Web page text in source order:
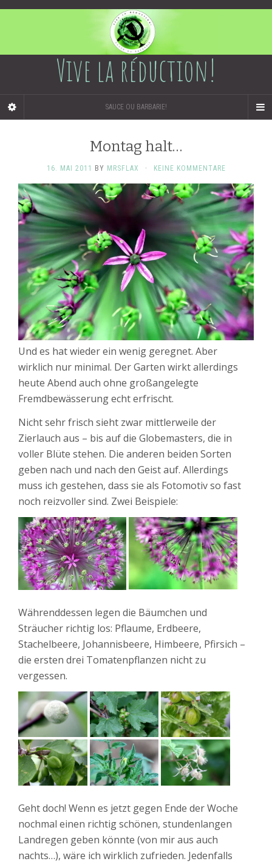
Vive la réduction!
SAUCE OU BARBARIE!
Montag halt…
16. MAI 2011 BY MRSFLAX · KEINE KOMMENTARE
Und es hat wieder ein wenig geregnet. Aber
wirklich nur minimal. Der Garten wirkt allerdings
heute Abend auch ohne großangelegte
Fremdbewässerung echt erfrischt.
Nicht sehr frisch sieht zwar mittlerweile der
Zierlauch aus – bis auf die Globemasters, die in
voller Blüte stehen. Die anderen beiden Sorten
geben nach und nach den Geist auf. Allerdings
muss ich gestehen, dass sie als Fotomotiv so fast
noch reizvoller sind. Zwei Beispiele:
Währenddessen legen die Bäumchen und
Sträucher richtig los: Pflaume, Erdbeere,
Stachelbeere, Johannisbeere, Himbeere, Pfirsich –
die ersten drei Tomatenpflanzen nicht zu
vergessen.
Geht doch! Wenn es jetzt gegen Ende der Woche
nochmal einen richtig schönen, stundenlangen
Landregen geben könnte (von mir aus auch
nachts…), wäre ich wirklich zufrieden. Jedenfalls